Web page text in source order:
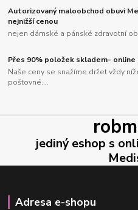
Autorizovaný maloobchod obuvi
nejnižší cenou
nejen dámské a pánské zdravotní
Přes 90% položek skladem- online
Naše ceny se snažíme držet vždy
poštovné....
jediný eshop s
Adresa e-shopu